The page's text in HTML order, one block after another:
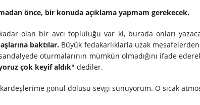
önce, bir konuda açıklama yapmam gerekecek.
kadar olan bir avcı topluluğu var ki, burada onları
baktılar. Büyük fedakarlıklarla uzak
oturmalarının mümkün olmadığını ifade
çok keyif aldık" dediler.
gönül dolusu sevgi sunuyorum. O sıcak